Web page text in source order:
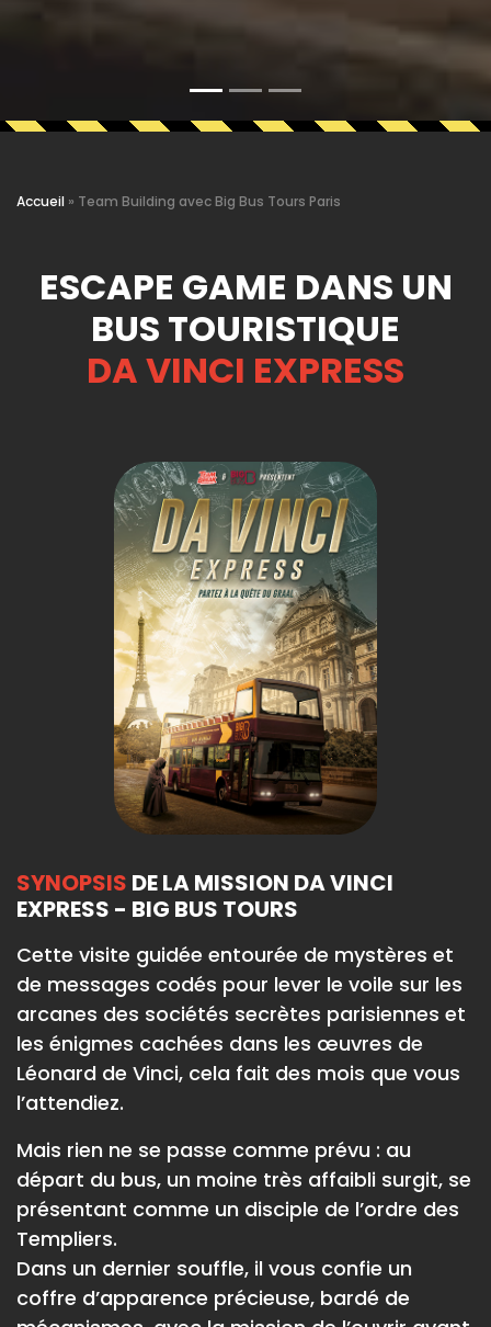
Accueil » Team Building avec Big Bus Tours Paris
ESCAPE GAME DANS UN
BUS TOURISTIQUE
DA VINCI EXPRESS
SYNOPSIS DE LA MISSION DA VINCI
EXPRESS - BIG BUS TOURS
Cette visite guidée entourée de mystères et
de messages codés pour lever le voile sur les
arcanes des sociétés secrètes parisiennes et
les énigmes cachées dans les œuvres de
Léonard de Vinci, cela fait des mois que vous
l’attendiez.
Mais rien ne se passe comme prévu : au
départ du bus, un moine très affaibli surgit, se
présentant comme un disciple de l’ordre des
Templiers.
Dans un dernier souffle, il vous confie un
coffre d’apparence précieuse, bardé de